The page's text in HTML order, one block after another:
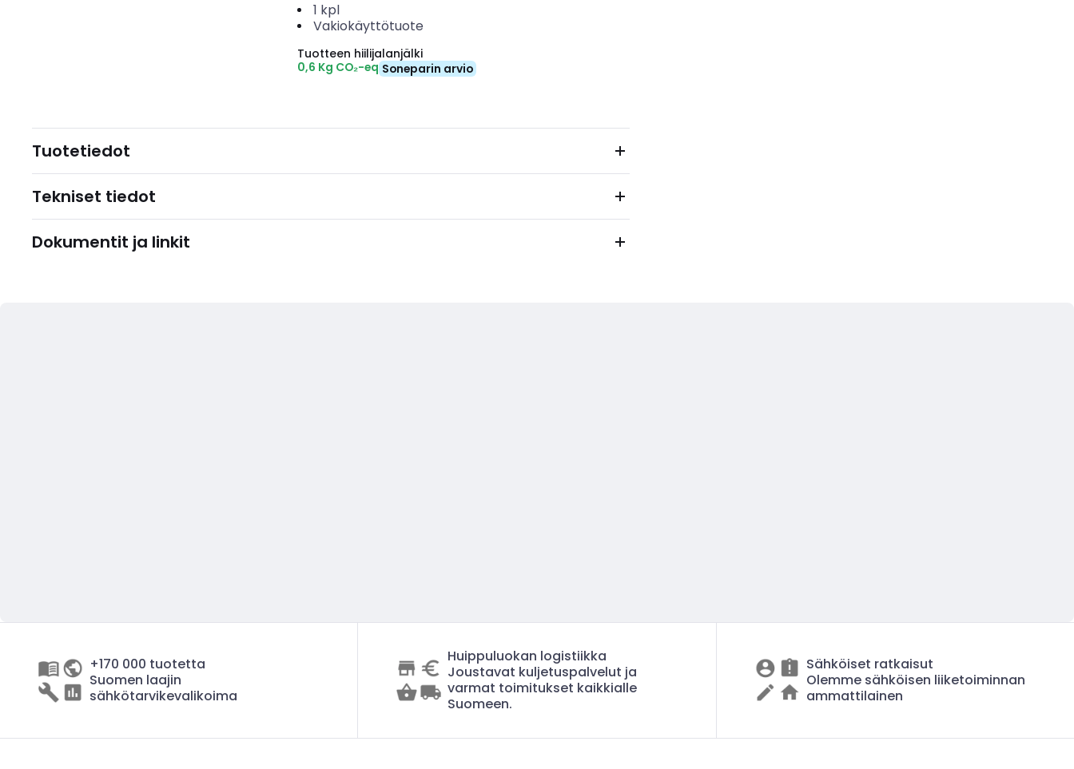
1 kpl
Vakiokäyttötuote
Tuotteen hiilijalanjälki
0,6 Kg CO₂-eq Soneparin arvio
Tuotetiedot
Tekniset tiedot
Dokumentit ja linkit
+170 000 tuotetta
Suomen laajin
sähkötarvikevalikoima
Huippuluokan logistiikka
Joustavat kuljetuspalvelut ja
varmat toimitukset kaikkialle
Suomeen.
Sähköiset ratkaisut
Olemme sähköisen liiketoiminnan
ammattilainen